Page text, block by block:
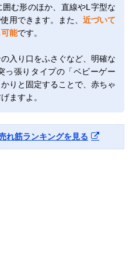
む形のほか、直線やL字型な
用できます。また、 近づいて
能です。
入り口をふさぐなど、明確な
っ張りタイプの「ベビーゲー
りと固定することで、赤ちゃ
ますよ。
れ筋ランキングを見る